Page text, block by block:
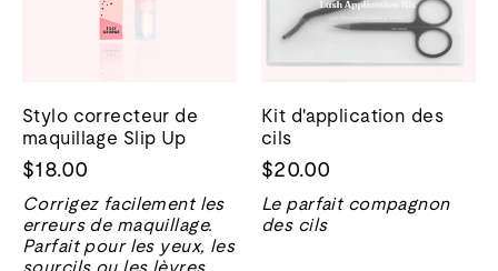
Stylo correcteur de
maquillage Slip Up
$18.00
Corrigez facilement les
erreurs de maquillage.
Parfait pour les yeux, les
Kit d'application des
cils
$20.00
Le parfait compagnon
des cils